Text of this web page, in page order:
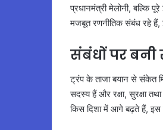
प्रधानमंत्री मेलोनी, बल्कि
मजबूत रणनीतिक संबंध रहे हैं,
संबंधों पर बनी
ट्रंप के ताजा बयान से संकेत
सदस्य हैं और रक्षा, सुरक्षा
किस दिशा में आगे बढ़ते हैं, इस